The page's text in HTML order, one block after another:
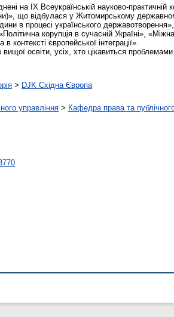
на ІХ Всеукраїнській науково-
що відбулася у Житомирському
в процесі українського
корупція в сучасній Україні»,
європейської інтеграції».
освіти, усіх, хто цікавиться
> DJK Східна Європа
управління > Кафедра права та